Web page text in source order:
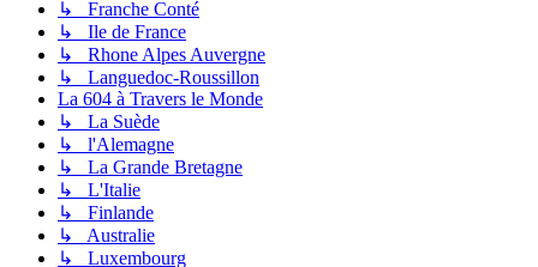
↳ Franche Conté
↳ Ile de France
↳ Rhone Alpes Auvergne
↳ Languedoc-Roussillon
La 604 à Travers le Monde
↳ La Suède
↳ l'Alemagne
↳ La Grande Bretagne
↳ L'Italie
↳ Finlande
↳ Australie
↳ Luxembourg